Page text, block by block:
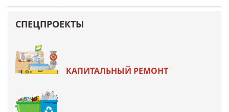
СПЕЦПРОЕКТЫ
КАПИТАЛЬНЫЙ РЕМОНТ